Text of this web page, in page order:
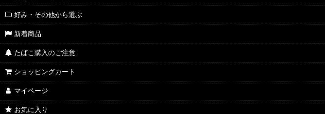
好み・その他から選ぶ
新着商品
たばこ購入のご注意
ショッピングカート
マイページ
お気に入り